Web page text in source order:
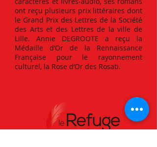
ont reçu plusieurs prix littéraires dont
le Grand Prix des Lettres de la Société
des Arts et des Lettres de la ville de
Lille. Annie DEGROOTE a reçu la
Médaille d’Or de la Rennaissance
Française pour le rayonnement
culturel, la Rose d’Or des Rosati.